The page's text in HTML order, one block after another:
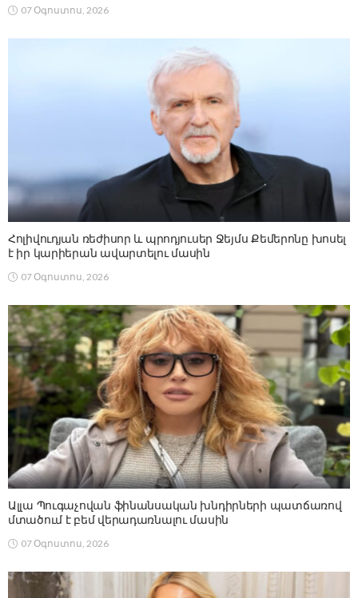
07 Օգոստոս, 2026
Հոլիվուդյան ռեժիսոր և պրոդյուսեր Ջեյմս Քեմերոնը խոսել
է իր կարիերան ավարտելու մասին
07 Օգոստոս, 2026
Ալլա Պուգաչովան ֆինանսական խնդիրների պատճառով
մտածում է բեմ վերադառնալու մասին
07 Օգոստոս, 2026